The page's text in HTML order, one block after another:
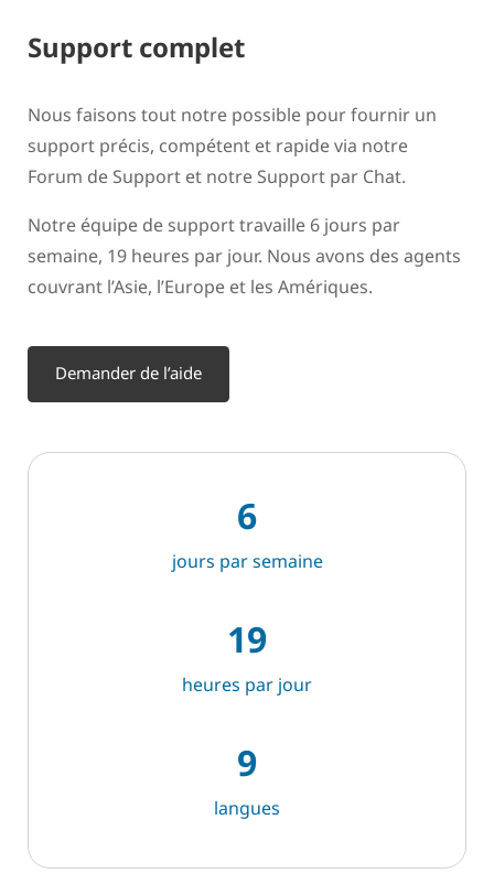
6
jours par semaine
19
heures par jour
9
langues
Support complet
Nous faisons tout notre possible pour fournir un
support précis, compétent et rapide via notre
Forum de Support et notre Support par Chat.
Notre équipe de support travaille 6 jours par
semaine, 19 heures par jour. Nous avons des agents
couvrant l’Asie, l’Europe et les Amériques.
Demander de l’aide